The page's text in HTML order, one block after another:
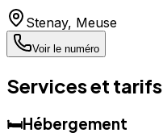
Stenay, Meuse
Voir le numéro
Services et tarifs
🛏️Hébergement